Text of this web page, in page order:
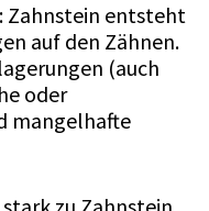
Zahnstein entsteht
auf den Zähnen.
(auch
oder
mangelhafte